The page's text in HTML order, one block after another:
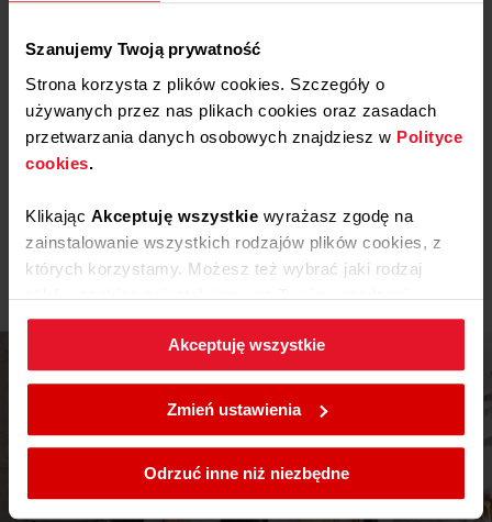
Szanujemy Twoją prywatność
Strona korzysta z plików cookies. Szczegóły o
używanych przez nas plikach cookies oraz zasadach
przetwarzania danych osobowych znajdziesz w Polityce
cookies.
Klikając Akceptuję wszystkie wyrażasz zgodę na
zainstalowanie wszystkich rodzajów plików cookies, z
których korzystamy. Możesz też wybrać jaki rodzaj
plików cookies zainstalujemy na Twoim urządzeniu,
klikającZmień ustawienia.
W każdej chwili możesz zmienić wybrane przez Ciebie
ustawienia plików cookies wchodząc w zakładkę
Akceptuję wszystkie
Zmień ustawienia
Odrzuć inne niż niezbędne
Deklaracja zgodności
Deklaracja zgodności Pobierz
Ostrzeżenia i informacje dotyczące
bezpieczeństwa
Pobierz